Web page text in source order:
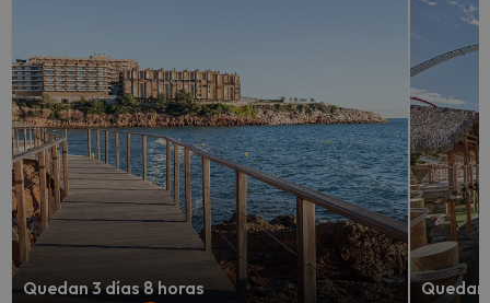
Quedan 3 días 8 horas Quedan